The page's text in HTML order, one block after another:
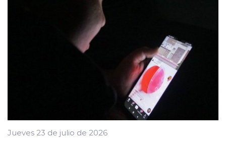
Jueves 23 de julio de 2026